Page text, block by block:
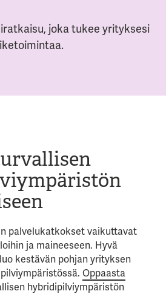
joka tukee yrityksesi
palvelukatkokset vaikuttavat
ja maineeseen. Hyvä
kestävän pohjan yrityksen
Oppaasta
hybridipilviympäristön